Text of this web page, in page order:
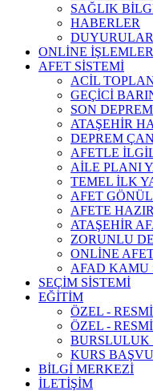
SAĞLIK
HABERLER
DUYURULAR
ONLİNE İŞLEMLER
AFET SİSTEMİ
ACİL
GEÇİCİ
SON
ATAŞEHİR
DEPREM
AFETLE
AİLE PLANI
TEMEL İLK
AFET
AFETE
ATAŞEHİR
ZORUNLU
ONLİNE
AFAD KAMU
SEÇİM SİSTEMİ
EĞİTİM
ÖZEL -
ÖZEL -
KURS
BİLGİ MERKEZİ
İLETİŞİM